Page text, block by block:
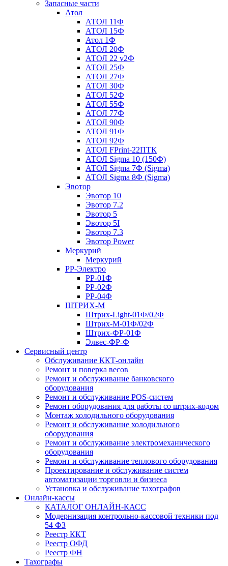
Запасные части
Атол
АТОЛ 11Ф
АТОЛ 15Ф
Атол 1Ф
АТОЛ 20Ф
АТОЛ 22 v2Ф
АТОЛ 25Ф
АТОЛ 27Ф
АТОЛ 30Ф
АТОЛ 52Ф
АТОЛ 55Ф
АТОЛ 77Ф
АТОЛ 90Ф
АТОЛ 91Ф
АТОЛ 92Ф
АТОЛ FPrint-22ПТК
АТОЛ Sigma 10 (150Ф)
АТОЛ Sigma 7Ф (Sigma)
АТОЛ Sigma 8Ф (Sigma)
Эвотор
Эвотор 10
Эвотор 7.2
Эвотор 5
Эвотор 5I
Эвотор 7.3
Эвотор Power
Меркурий
Меркурий
РР-Электро
РР-01Ф
РР-02Ф
РР-04Ф
ШТРИХ-М
Штрих-Light-01Ф/02Ф
Штрих-М-01Ф/02Ф
Штрих-ФР-01Ф
Элвес-ФР-Ф
Сервисный центр
Обслуживание ККТ-онлайн
Ремонт и поверка весов
Ремонт и обслуживание банковского
оборудования
Ремонт и обслуживание POS-систем
Ремонт оборудования для работы со штрих-кодом
Монтаж холодильного оборудования
Ремонт и обслуживание холодильного
оборудования
Ремонт и обслуживание электромеханического
оборудования
Ремонт и обслуживание теплового оборудования
Проектирование и обслуживание систем
автоматизации торговли и бизнеса
Установка и обслуживание тахографов
Онлайн-кассы
КАТАЛОГ ОНЛАЙН-КАСС
Модернизация контрольно-кассовой техники под
54 ФЗ
Реестр ККТ
Реестр ОФД
Реестр ФН
Тахографы